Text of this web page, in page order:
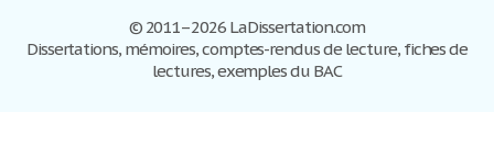
© 2011–2026 LaDissertation.com
Dissertations, mémoires, comptes-rendus de lecture, fiches de
lectures, exemples du BAC